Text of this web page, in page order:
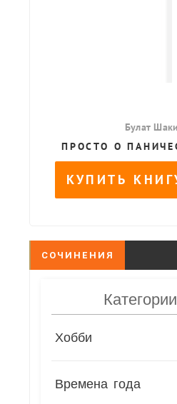
СОЧИНЕНИЯ
Категории
Хобби
Времена года